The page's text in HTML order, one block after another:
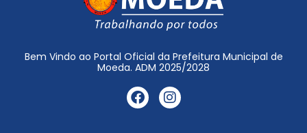
Bem Vindo ao Portal Oficial da Prefeitura Municipal de
Moeda. ADM 2025/2028